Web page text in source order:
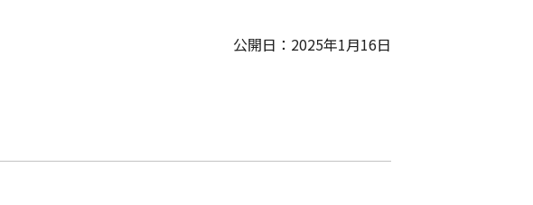
公開日：2025年1月16日